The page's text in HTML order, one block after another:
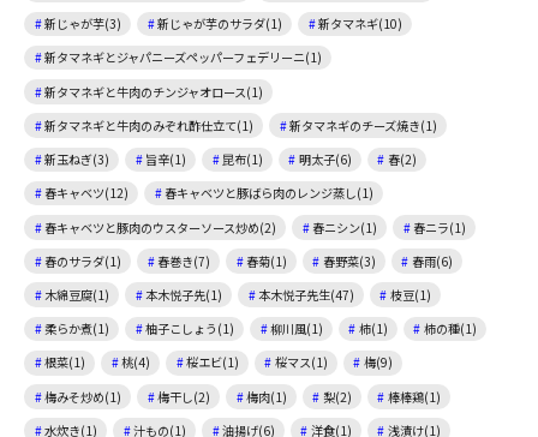
新じゃが芋(3)
新じゃが芋のサラダ(1)
新タマネギ(10)
新タマネギとジャパニーズペッパーフェデリーニ(1)
新タマネギと牛肉のチンジャオロース(1)
新タマネギと牛肉のみぞれ酢仕立て(1)
新タマネギのチーズ焼き(1)
新玉ねぎ(3)
旨辛(1) 昆布(1) 明太子(6)
春(2)
春キャベツ(12)
春キャベツと豚ばら肉のレンジ蒸し(1)
春キャベツと豚肉のウスターソース炒め(2)
春ニシン(1)
春ニラ(1)
春のサラダ(1)
春巻き(7) 春菊(1) 春野菜(3)
春雨(6)
木綿豆腐(1)
本木悦子先(1) 本木悦子先生(47)
枝豆(1)
柔らか煮(1)
柚子こしょう(1) 柳川風(1) 柿(1)
柿の種(1)
根菜(1)
桃(4) 桜エビ(1) 桜マス(1)
梅(9)
梅みそ炒め(1)
梅干し(2) 梅肉(1) 梨(2)
棒棒鶏(1)
水炊き(1)
汁もの(1) 油揚げ(6) 洋食(1) 浅漬け(1)